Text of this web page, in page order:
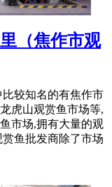
（焦作市观
较知名的有焦作市
虎山观赏鱼市场等,
市场,拥有大量的观
鱼批发商除了市场